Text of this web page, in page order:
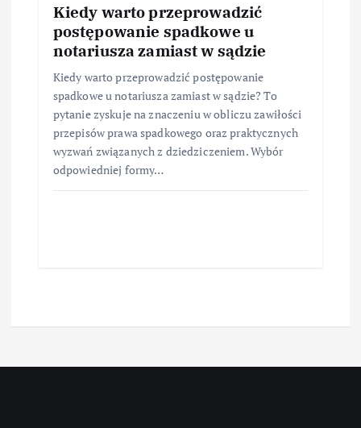
Kiedy warto przeprowadzić
postępowanie spadkowe u
notariusza zamiast w sądzie
Kiedy warto przeprowadzić postępowanie
spadkowe u notariusza zamiast w sądzie? To
pytanie zyskuje na znaczeniu w obliczu zawiłości
przepisów prawa spadkowego oraz praktycznych
wyzwań związanych z dziedziczeniem. Wybór
odpowiedniej formy…